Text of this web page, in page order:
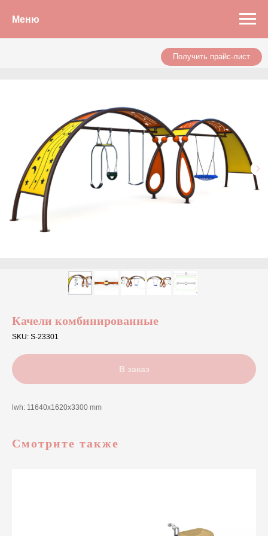
Меню
Получить прайс-лист
Качели комбинированные
SKU: S-23301
В заказ
lwh: 11640x1620x3300 mm
Смотрите также